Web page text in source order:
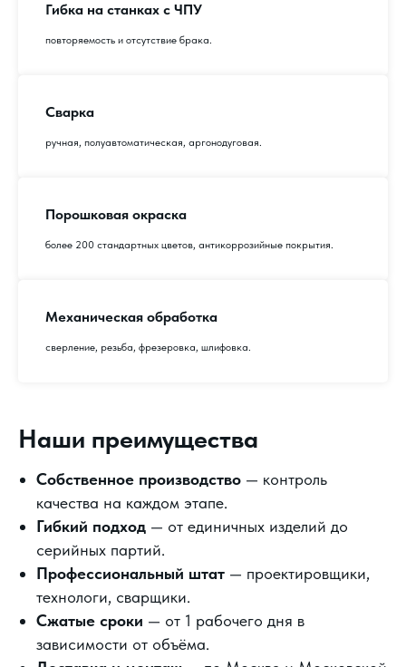
Гибка на станках с ЧПУ
повторяемость и отсутствие брака.
Сварка
ручная, полуавтоматическая, аргонодуговая.
Порошковая окраска
более 200 стандартных цветов, антикоррозийные покрытия.
Механическая обработка
сверление, резьба, фрезеровка, шлифовка.
Наши преимущества
Собственное производство — контроль
качества на каждом этапе.
Гибкий подход — от единичных изделий до
серийных партий.
Профессиональный штат — проектировщики,
технологи, сварщики.
Сжатые сроки — от 1 рабочего дня в
зависимости от объёма.